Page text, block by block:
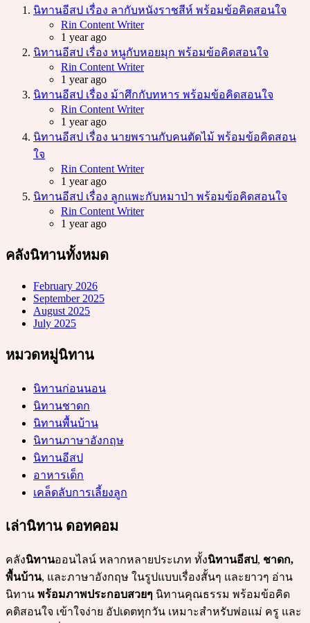
นิทานอีสป เรื่อง ลากับหนังราชสีห์ พร้อมข้อคิดสอนใจ
Posted
Rin Content Writer
1 year ago
นิทานอีสป เรื่อง หนูกับหอยมุก พร้อมข้อคิดสอนใจ
Posted
Rin Content Writer
1 year ago
นิทานอีสป เรื่อง ม้าศึกกับทหาร พร้อมข้อคิดสอนใจ
Posted
Rin Content Writer
1 year ago
นิทานอีสป เรื่อง นายพรานกับคนตัดไม้ พร้อมข้อคิดสอน
ใจ
Posted
Rin Content Writer
1 year ago
นิทานอีสป เรื่อง ลูกแพะกับหมาป่า พร้อมข้อคิดสอนใจ
Posted
Rin Content Writer
1 year ago
คลังนิทานทั้งหมด
February 2026
September 2025
August 2025
July 2025
หมวดหมู่นิทาน
นิทานก่อนนอน
นิทานชาดก
นิทานพื้นบ้าน
นิทานภาษาอังกฤษ
นิทานอีสป
อาหารเด็ก
เคล็ดลับการเลี้ยงลูก
เล่านิทาน ดอทคอม
คลังนิทานออนไลน์ หลากหลายประเภท ทั้งนิทานอีสป, ชาดก,
พื้นบ้าน, และภาษาอังกฤษ ในรูปแบบเรื่องสั้นๆ และยาวๆ อ่าน
นิทาน พร้อมภาพประกอบสวยๆ นิทานคุณธรรม พร้อมข้อคิด
คติสอนใจ เข้าใจง่าย อัปเดตทุกวัน เหมาะสำหรับพ่อแม่ ครู และ